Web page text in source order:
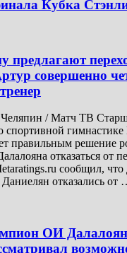
Кубка
предлагают
совершенно
/ Матч ТВ
спортивной гимнастике
правильным решение
отказаться от
сообщил, что
отказались от
ОИ